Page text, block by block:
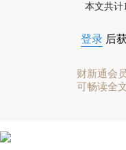
本文共计
登录 后
财新通会
可畅读全